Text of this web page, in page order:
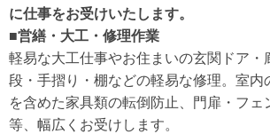
に仕事をお受けいたします。
■営繕・大工・修理作業
軽易な大工仕事やお住まいの玄関ドア・
段・手摺り・棚などの軽易な修理。室内
を含めた家具類の転倒防止、門扉・フェ
等、幅広くお受けします。